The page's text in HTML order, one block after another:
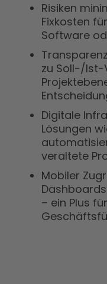
Risiken
Fixkosten
Software
zu Soll-/Ist-
Digitale
Lösungen
veraltete
Mobiler
– ein Plus